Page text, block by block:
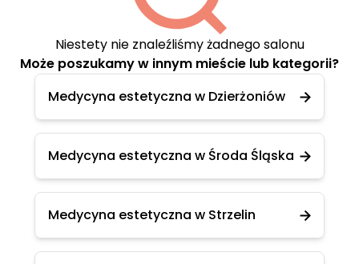
Niestety nie znaleźliśmy żadnego salonu
Może poszukamy w innym mieście lub kategorii?
Medycyna estetyczna w Dzierżoniów
Medycyna estetyczna w Środa Śląska
Medycyna estetyczna w Strzelin